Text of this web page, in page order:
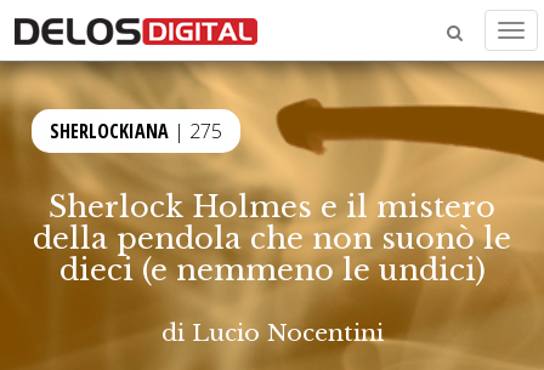
SHERLOCKIANA | 275
Sherlock Holmes e il mistero
della pendola che non suonò le
dieci (e nemmeno le undici)
di Lucio Nocentini